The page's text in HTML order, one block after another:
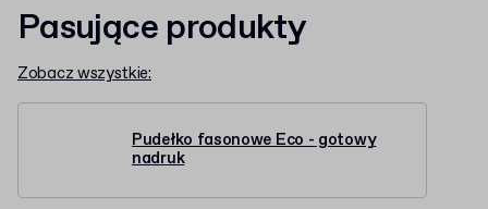
Pasujące produkty
Pudełko fasonowe Eco - gotowy
nadruk
Zobacz wszystkie: